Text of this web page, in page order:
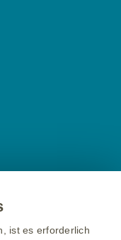
ist es erforderlich